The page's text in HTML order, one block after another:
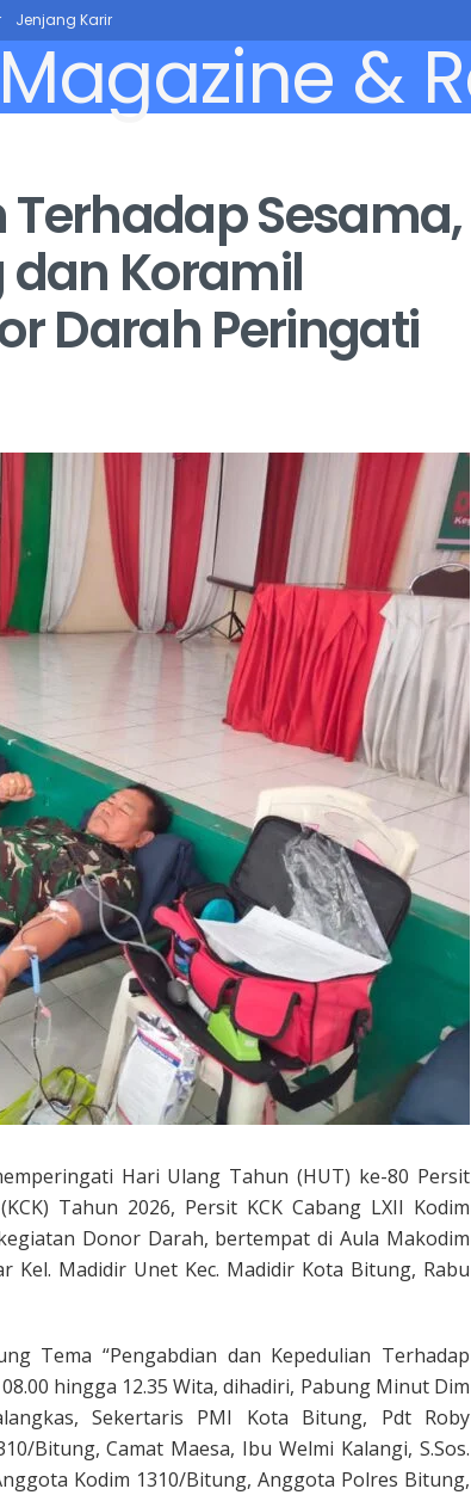
Jenjang Karir
Sesama,
dan Koramil
Darah Peringati
Hari Ulang Tahun (HUT) ke-80 Persit
Tahun 2026, Persit KCK Cabang LXII Kodim
Donor Darah, bertempat di Aula Makodim
Kel. Madidir Unet Kec. Madidir Kota Bitung, Rabu
Tema “Pengabdian dan Kepedulian Terhadap
hingga 12.35 Wita, dihadiri, Pabung Minut Dim
Sekertaris PMI Kota Bitung, Pdt Roby
Bitung, Camat Maesa, Ibu Welmi Kalangi, S.Sos.
Kodim 1310/Bitung, Anggota Polres Bitung,